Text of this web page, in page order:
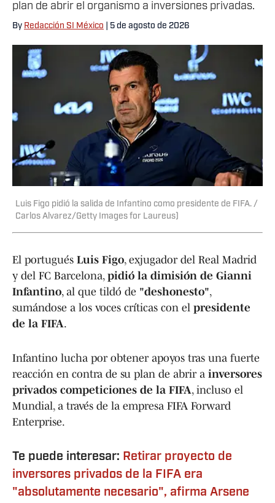
plan de abrir el organismo a inversiones privadas.
By Redacción SI México | 5 de agosto de 2026
Luis Figo pidió la salida de Infantino como presidente de FIFA. /
Carlos Alvarez/Getty Images for Laureus)
El portugués Luis Figo, exjugador del Real Madrid
y del FC Barcelona, pidió la dimisión de Gianni
Infantino, al que tildó de "deshonesto",
sumándose a los voces críticas con el presidente
de la FIFA.
Infantino lucha por obtener apoyos tras una fuerte
reacción en contra de su plan de abrir a inversores
privados competiciones de la FIFA, incluso el
Mundial, a través de la empresa FIFA Forward
Enterprise.
Te puede interesar: Retirar proyecto de
inversores privados de la FIFA era
"absolutamente necesario", afirma Arsene